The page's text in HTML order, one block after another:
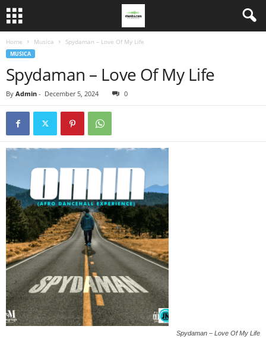
Home Musica Spydaman – Love Of My Life
MUSICA
Spydaman – Love Of My Life
By Admin - December 5, 2024 0
Spydaman – Love Of My Life